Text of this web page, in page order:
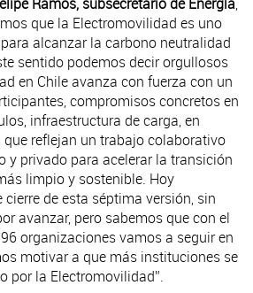
que la Electromovilidad es uno
alcanzar la carbono neutralidad
sentido podemos decir orgullosos
en Chile avanza con fuerza con un
compromisos concretos en
infraestructura de carga, en
reflejan un trabajo colaborativo
y privado para acelerar la transición
limpio y sostenible. Hoy
de esta séptima versión, sin
avanzar, pero sabemos que con el
organizaciones vamos a seguir en
motivar a que más instituciones se
por la Electromovilidad”.